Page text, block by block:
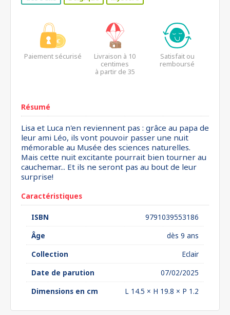
Paiement sécurisé
Livraison à 10
centimes
à partir de 35
Satisfait ou
remboursé
Résumé
Lisa et Luca n'en reviennent pas : grâce au papa de
leur ami Léo, ils vont pouvoir passer une nuit
mémorable au Musée des sciences naturelles.
Mais cette nuit excitante pourrait bien tourner au
cauchemar... Et ils ne seront pas au bout de leur
surprise!
Caractéristiques
ISBN
9791039553186
Âge
dès 9 ans
Collection
Eclair
Date de parution
07/02/2025
Dimensions en cm
L 14.5 × H 19.8 × P 1.2